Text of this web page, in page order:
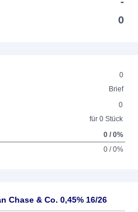
0
0
Brief
0
für 0 Stück
0 / 0%
0 / 0%
Chase & Co. 0,45% 16/26